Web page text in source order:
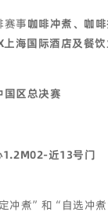
赛事咖啡冲煮、咖
上海国际酒店及餐
区总决赛
1.2M02-近13号门
冲煮”和“自选冲